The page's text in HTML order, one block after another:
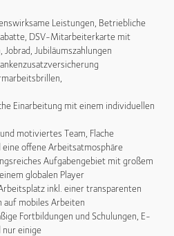
Leistungen, Betriebliche
DSV-Mitarbeiterkarte mit
Jubiläumszahlungen
Einarbeitung mit einem individuellen
motiviertes Team, Flache
offene Arbeitsatmosphäre
Aufgabengebiet mit großem
globalen Player
inkl. einer transparenten
mobiles Arbeiten
Fortbildungen und Schulungen, E-
nur einige